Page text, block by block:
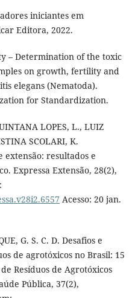
iniciantes em
Editora, 2022.
– Determination of the toxic
on growth, fertility and
elegans (Nematoda).
for Standardization.
LOPES, L., LUIZ
SCOLARI, K.
resultados e
Expressa Extensão, 28(2),
Acesso: 20 jan.
G. S. C. D. Desafios e
de agrotóxicos no Brasil: 15
Resíduos de Agrotóxicos
Pública, 37(2),